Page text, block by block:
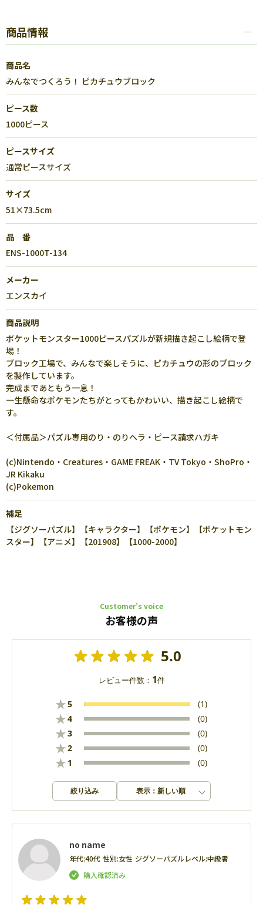
商品情報
商品名
みんなでつくろう！ ピカチュウブロック
ピース数
1000ピース
ピースサイズ
通常ピースサイズ
サイズ
51×73.5cm
品 番
ENS-1000T-134
メーカー
エンスカイ
商品説明
ポケットモンスター1000ピースパズルが新規描き起こし絵柄で登
場！
ブロック工場で、みんなで楽しそうに、ピカチュウの形のブロック
を製作しています。
完成まであともう一息！
一生懸命なポケモンたちがとってもかわいい、描き起こし絵柄で
す。
＜付属品＞パズル専用のり・のりヘラ・ピース請求ハガキ
(c)Nintendo・Creatures・GAME FREAK・TV Tokyo・ShoPro・
JR Kikaku
(c)Pokemon
補足
【ジグソーパズル】【キャラクター】【ポケモン】【ポケットモン
スター】【アニメ】【201908】【1000-2000】
Customer’s voice
お客様の声
5.0
レビュー件数： 1件
★5 (1)
★4 (0)
★3 (0)
★2 (0)
★ 1 (0)
絞り込み 表示：新しい順
no name
年代:40代 性別:女性 ジグソーパズルレベル:中級者